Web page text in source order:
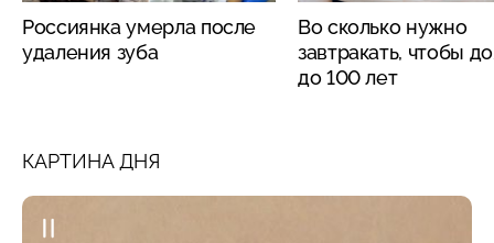
Россиянка умерла после
удаления зуба
Во сколько нужно
завтракать, чтобы
до 100 лет
КАРТИНА ДНЯ